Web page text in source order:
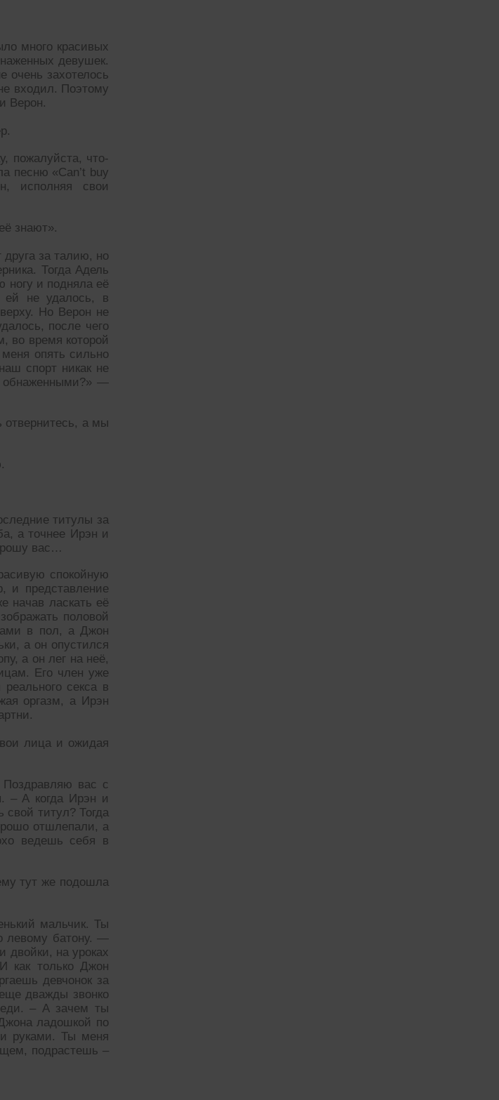
много красивых
девушек.
захотелось
входил. Поэтому
Верон.
пожалуйста, что-
песню «Can’t buy
исполняя свои
знают».
за талию, но
Тогда Адель
ногу и подняла её
ей не удалось, в
Но Верон не
после чего
во время которой
опять сильно
спорт никак не
обнаженными?» —
а мы
титулы за
а точнее Ирэн и
вас…
спокойную
и представление
начав ласкать её
половой
в пол, а Джон
а он опустился
а он лег на неё,
Его член уже
секса в
оргазм, а Ирэн
лица и ожидая
вас с
– А когда Ирэн и
титул? Тогда
отшлепали, а
ведешь себя в
тут же подошла
мальчик. Ты
левому батону. —
двойки, на уроках
как только Джон
девчонок за
дважды звонко
– А зачем ты
ладошкой по
руками. Ты меня
подрастешь –